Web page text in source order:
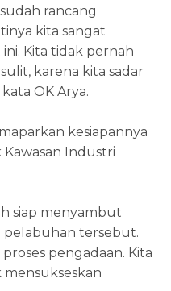
rancang
kita sangat
Kita tidak pernah
karena kita sadar
OK Arya.
kesiapannya
Industri
siap menyambut
pelabuhan tersebut.
pengadaan. Kita